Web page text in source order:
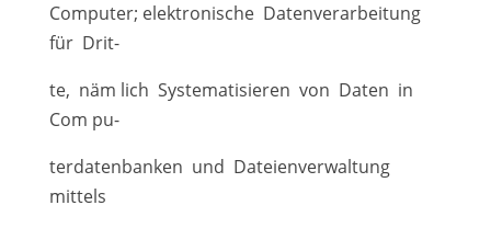
Computer; elektronische Datenverarbeitung
für Drit-
te, näm lich Systematisieren von Daten in
Com pu-
terdatenbanken und Dateienverwaltung
mittels